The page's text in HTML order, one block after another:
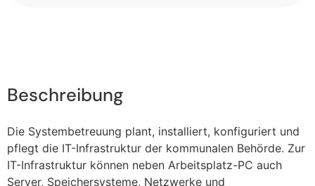
Beschreibung
Die Systembetreuung plant, installiert, konfiguriert und
pflegt die IT-Infrastruktur der kommunalen Behörde. Zur
IT-Infrastruktur können neben Arbeitsplatz-PC auch
Server, Speichersysteme, Netzwerke und